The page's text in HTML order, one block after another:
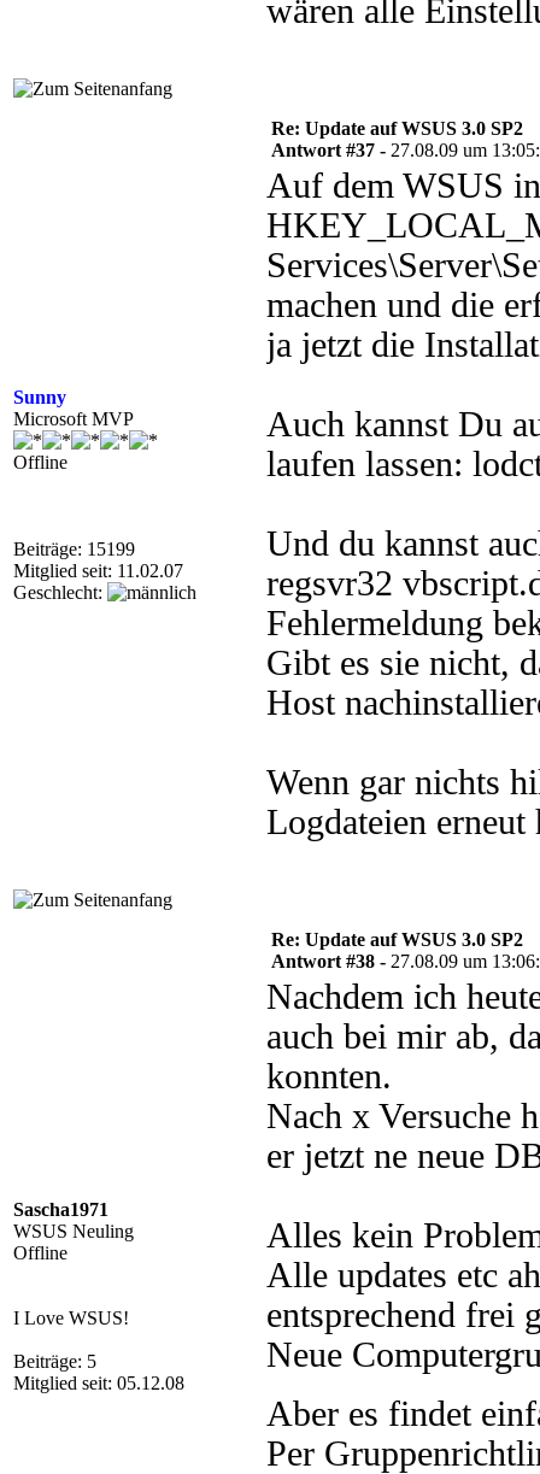
wären alle
Sunny
Microsoft MVP
Offline
Beiträge: 15199
Mitglied seit: 11.02.07
Geschlecht:
Re: Update auf WSUS 3.0 SP2
Antwort #37 - 27.08.09 um
Auf dem WSUS
machen und die
ja jetzt die
Auch kannst Du
laufen lassen:
Und du kannst
regsvr32
Fehlermeldung
Gibt es sie nicht,
Host
Wenn gar nichts
Logdateien erneut
Sascha1971
WSUS Neuling
Offline
I Love WSUS!
Beiträge: 5
Mitglied seit: 05.12.08
Re: Update auf WSUS 3.0 SP2
Antwort #38 - 27.08.09 um
Nachdem ich
auch bei mir ab,
konnten.
Nach x Versuche
er jetzt ne neue
Alles kein
Alle updates etc
entsprechend frei
Neue
Aber es findet
Per